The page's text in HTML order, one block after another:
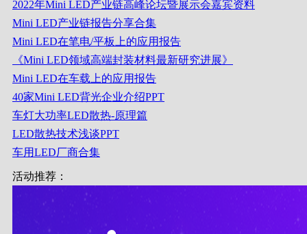
2022年Mini LED产业链高峰论坛暨展示会嘉宾资料
Mini LED产业链报告分享合集
Mini LED在笔电/平板上的应用报告
《Mini LED领域高端封装材料最新研究进展》
Mini LED在车载上的应用报告
40家Mini LED背光企业介绍PPT
车灯大功率LED散热-原理篇
LED散热技术浅谈PPT
车用LED厂商合集
活动推荐：